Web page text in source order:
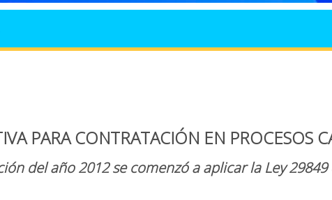
PARA CONTRATACIÓN EN PROCESOS
del año 2012 se comenzó a aplicar la Ley